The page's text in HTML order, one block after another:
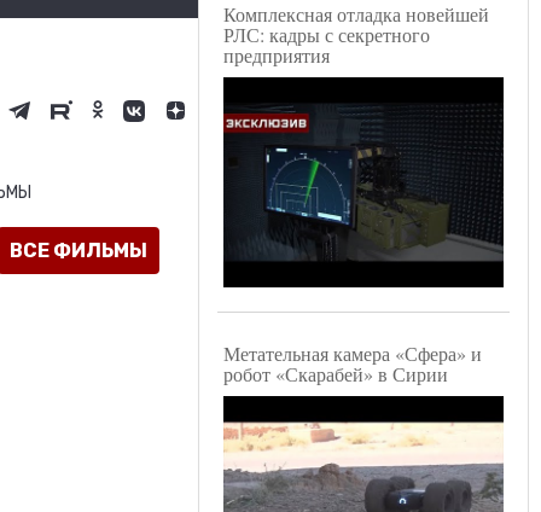
Комплексная отладка новейшей
РЛС: кадры с секретного
предприятия
Метательная камера «Сфера» и
робот «Скарабей» в Сирии